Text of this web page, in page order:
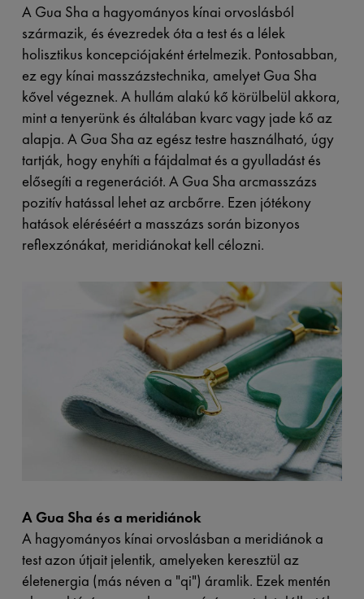
A Gua Sha a hagyományos kínai orvoslásból
származik, és évezredek óta a test és a lélek
holisztikus koncepciójaként értelmezik. Pontosabban,
ez egy kínai masszázstechnika, amelyet Gua Sha
kővel végeznek. A hullám alakú kő körülbelül akkora,
mint a tenyerünk és általában kvarc vagy jade kő az
alapja. A Gua Sha az egész testre használható, úgy
tartják, hogy enyhíti a fájdalmat és a gyulladást és
elősegíti a regenerációt. A Gua Sha arcmasszázs
pozitív hatással lehet az arcbőrre. Ezen jótékony
hatások eléréséért a masszázs során bizonyos
reflexzónákat, meridiánokat kell célozni.
A Gua Sha és a meridiánok
A hagyományos kínai orvoslásban a meridiánok a
test azon útjait jelentik, amelyeken keresztül az
életenergia (más néven a "qi") áramlik. Ezek mentén